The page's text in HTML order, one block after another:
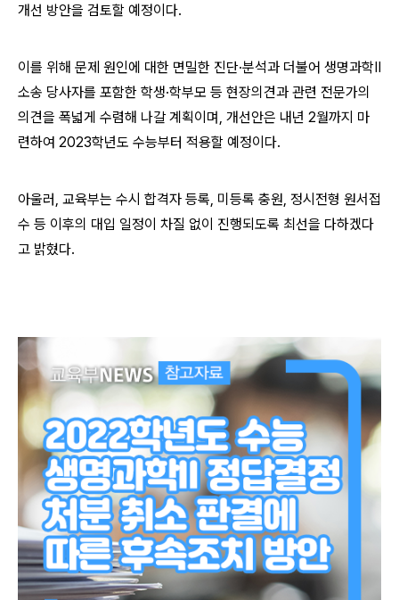
개선 방안을 검토할 예정이다.
이를 위해 문제 원인에 대한 면밀한 진단·분석과 더불어 생명과학II
소송 당사자를 포함한 학생·학부모 등 현장의견과 관련 전문가의
의견을 폭넓게 수렴해 나갈 계획이며, 개선안은 내년 2월까지 마
련하여 2023학년도 수능부터 적용할 예정이다.
아울러, 교육부는 수시 합격자 등록, 미등록 충원, 정시전형 원서접
수 등 이후의 대입 일정이 차질 없이 진행되도록 최선을 다하겠다
고 밝혔다.